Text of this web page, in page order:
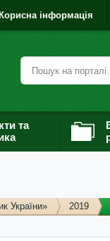
Корисна інформація
та
України» 2019